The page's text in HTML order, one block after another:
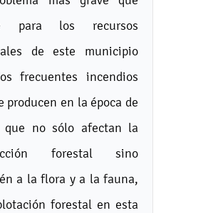
para los recursos
de este municipio
frecuentes incendios
producen en la época de
que no sólo afectan la
forestal sino
a la flora y a la fauna,
forestal en esta